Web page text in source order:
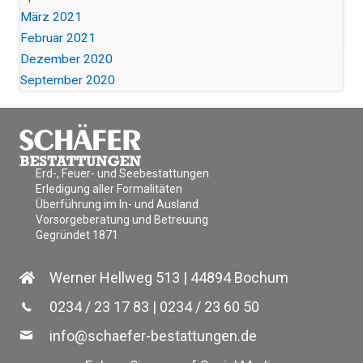
März 2021
Februar 2021
Dezember 2020
September 2020
Erd-, Feuer- und Seebestattungen
Erledigung aller Formalitäten
Überführung im In- und Ausland
Vorsorgeberatung und Betreuung
Gegründet 1871
Werner Hellweg 513 | 44894 Bochum
0234 / 23 17 83 | 0234 / 23 60 50
info@schaefer-bestattungen.de